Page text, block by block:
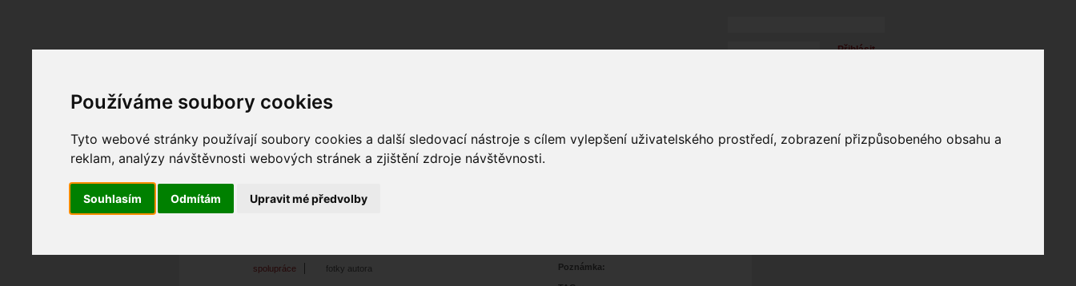
Používáme soubory cookies
Tyto webové stránky používají soubory cookies a další sledovací nástroje s cílem vylepšení uživatelského prostředí, zobrazení přizpůsobeného obsahu a
reklam, analýzy návštěvnosti webových stránek a zjištění zdroje návštěvnosti.
Souhlasím Odmítám Upravit mé předvolby
Přihlásit
Lidé PRO účet Nabídky
Poznámka:
26. 10. 2023 21:01 experiment
spolupráce fotky autora